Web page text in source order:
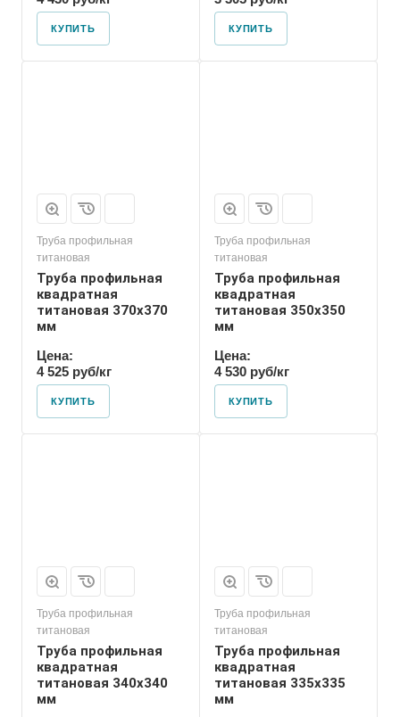
КУПИТЬ КУПИТЬ
Труба профильная
титановая
Труба профильная
квадратная
титановая 370х370
мм
Цена:
4 525 руб/кг
КУПИТЬ
Труба профильная
титановая
Труба профильная
квадратная
титановая 350х350
мм
Цена:
4 530 руб/кг
КУПИТЬ
Труба профильная
титановая
Труба профильная
квадратная
титановая 340х340
мм
Труба профильная
титановая
Труба профильная
квадратная
титановая 335х335
мм